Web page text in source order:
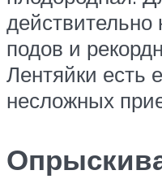
действительно
подов и
Лентяйки есть
несложных